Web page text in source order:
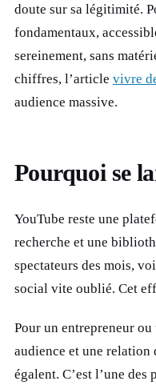
doute sur sa légitimité.
fondamentaux,
sereinement, sans
chiffres, l’article vivre
audience massive.
Pourquoi se
YouTube reste une
recherche et une
spectateurs des mois,
social vite oublié. Cet
Pour un entrepreneur ou
audience et une relation
égalent. C’est l’une